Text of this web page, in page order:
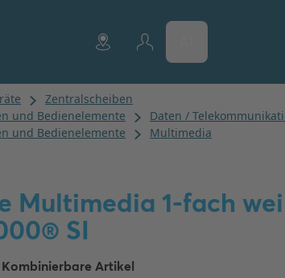
Multimedia 1-fach
SI
Kombinierbare Artikel